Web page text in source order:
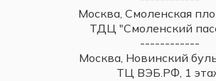
Москва, Смоленская
ТДЦ "Смоленский
------------
Москва, Новинский
ТЦ ВЭБ.РФ, 1